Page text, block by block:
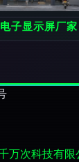
场广场酒店
子显示屏厂
万次科技有限